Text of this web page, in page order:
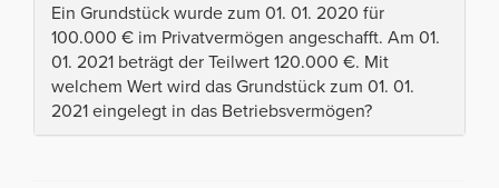
Ein Grundstück wurde zum 01. 01. 2020 für
100.000 € im Privatvermögen angeschafft. Am 01.
01. 2021 beträgt der Teilwert 120.000 €. Mit
welchem Wert wird das Grundstück zum 01. 01.
2021 eingelegt in das Betriebsvermögen?